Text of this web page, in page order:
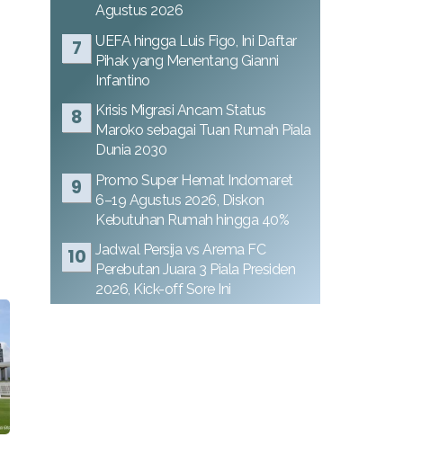
Agustus 2026
UEFA hingga Luis Figo, Ini Daftar
Pihak yang Menentang Gianni
Infantino
Krisis Migrasi Ancam Status
Maroko sebagai Tuan Rumah Piala
Dunia 2030
Promo Super Hemat Indomaret
6–19 Agustus 2026, Diskon
Kebutuhan Rumah hingga 40%
Jadwal Persija vs Arema FC
Perebutan Juara 3 Piala Presiden
2026, Kick-off Sore Ini